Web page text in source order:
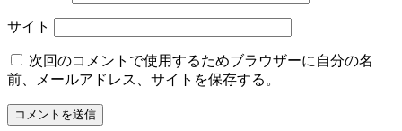
サイト
次回のコメントで使用するためブラウザーに自分の名
前、メールアドレス、サイトを保存する。